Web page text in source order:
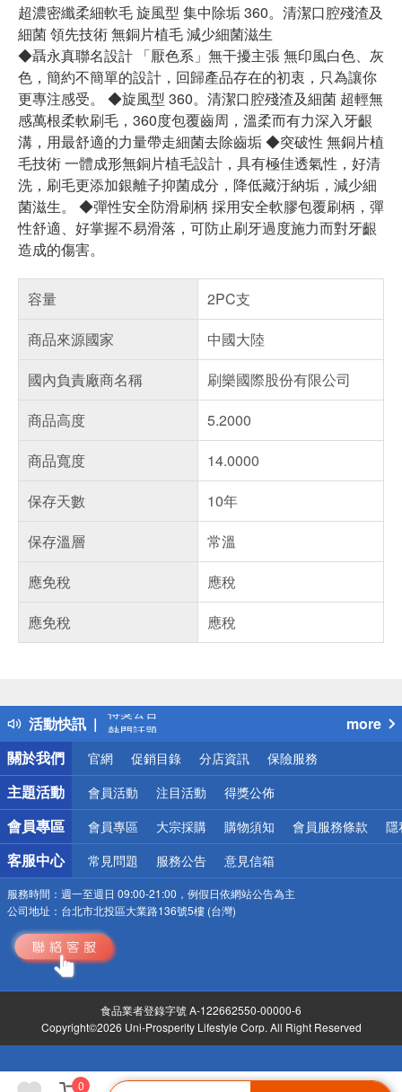
0
超濃密纖柔細軟毛 旋風型 集中除垢 360。清潔口腔殘渣及
細菌 領先技術 無銅片植毛 減少細菌滋生
◆聶永真聯名設計 「厭色系」無干擾主張 無印風白色、灰
色，簡約不簡單的設計，回歸產品存在的初衷，只為讓你
更專注感受。 ◆旋風型 360。清潔口腔殘渣及細菌 超輕無
感萬根柔軟刷毛，360度包覆齒周，溫柔而有力深入牙齦
溝，用最舒適的力量帶走細菌去除齒垢 ◆突破性 無銅片植
毛技術 一體成形無銅片植毛設計，具有極佳透氣性，好清
洗，刷毛更添加銀離子抑菌成分，降低藏汙納垢，減少細
菌滋生。 ◆彈性安全防滑刷柄 採用安全軟膠包覆刷柄，彈
性舒適、好掌握不易滑落，可防止刷牙過度施力而對牙齦
造成的傷害。
容量
2PC支
商品來源國家
中國大陸
國內負責廠商名稱
刷樂國際股份有限公司
商品高度
5.2000
商品寬度
14.0000
保存天數
10年
保存溫層
常溫
應免稅
應稅
應免稅
應稅
活動快訊
得獎公告
熱門話題
銀行優惠
偏遠地區配送
詐騙網頁！請小心！
more
關於我們
官網 促銷目錄 分店資訊 保險服務
主題活動 會員活動 注目活動 得獎公佈
會員專區 會員專區 大宗採購 購物須知 會員服務條款 隱
客服中心 常見問題 服務公告 意見信箱
服務時間： 週一至週日 09:00-21:00，例假日依網站公告為主
公司地址： 台北市北投區大業路136號5樓 (台灣)
食品業者登錄字號 A-122662550-00000-6
Copyright©2026 Uni-Prosperity Lifestyle Corp. All Right Reserved